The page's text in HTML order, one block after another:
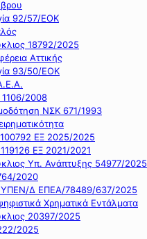
92/57/ΕΟΚ
18792/2025
Αττικής
93/50/ΕΟΚ
2008
ΝΣΚ 671/1993
ΕΞ 2025/2025
ΕΞ 2021/2021
Υπ. Ανάπτυξης 54977/2025
2020
Δ ΕΠΕΑ/78489/637/2025
Χρηματικά Εντάλματα
20397/2025
2025